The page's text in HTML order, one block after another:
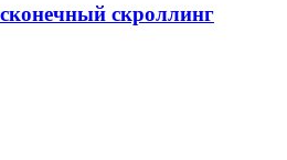
скроллинг